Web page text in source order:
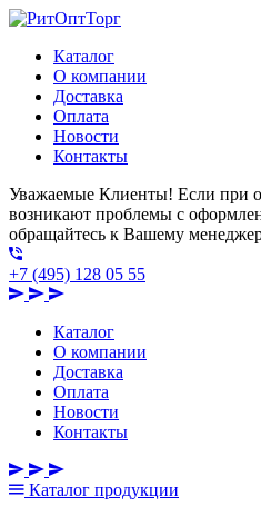
Каталог
О компании
Доставка
Оплата
Новости
Контакты
Уважаемые Клиенты! Если при
возникают проблемы с
обращайтесь к Вашему
+7 (495) 128 05 55
Каталог
О компании
Доставка
Оплата
Новости
Контакты
Каталог продукции